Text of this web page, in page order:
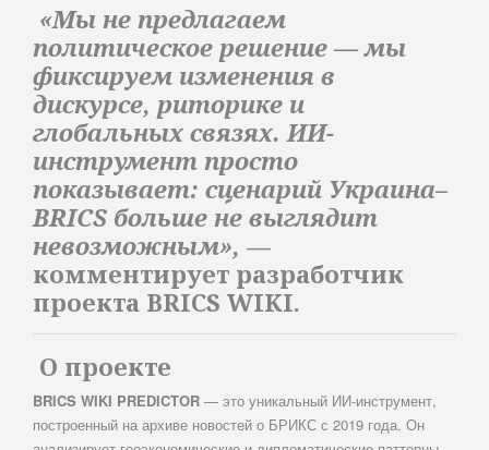
«Мы не предлагаем
политическое решение — мы
фиксируем изменения в
дискурсе, риторике и
глобальных связях. ИИ-
инструмент просто
показывает: сценарий Украина–
BRICS больше не выглядит
невозможным», —
комментирует разработчик
проекта BRICS WIKI.
О проекте
BRICS WIKI PREDICTOR — это уникальный ИИ-инструмент,
построенный на архиве новостей о БРИКС с 2019 года. Он